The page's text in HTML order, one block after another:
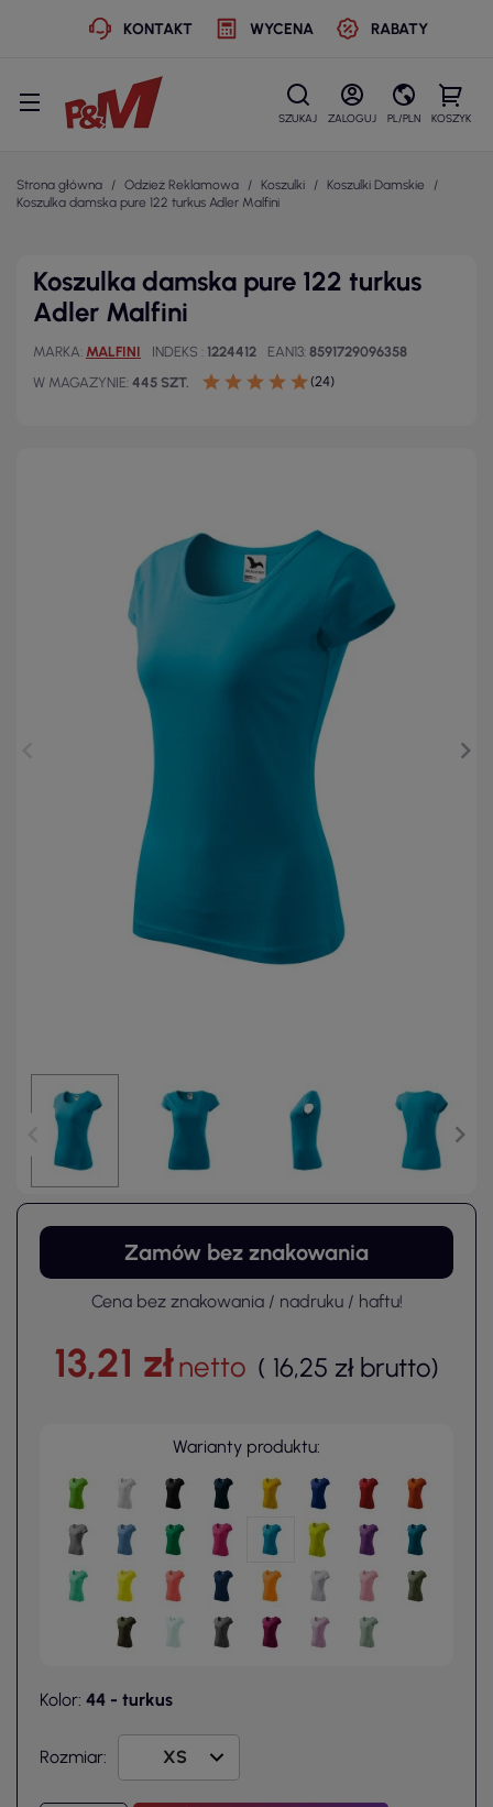
KONTAKT WYCENA RABATY
SZUKAJ ZALOGUJ PL/PLN KOSZYK
Strona główna Odzież Reklamowa Koszulki
Koszulki Damskie
Koszulka damska pure 122 turkus Adler Malfini
Koszulka damska pure 122 turkus
Adler Malfini
MARKA MALFINI INDEKS 1224412 EAN13 8591729096358
W MAGAZYNIE 445 SZT. (24)
Zamów bez znakowania
Cena bez znakowania / nadruku / haftu!
13,21 złnetto ( 16,25 zł brutto)
Warianty produktu:
Kolor: 44 - turkus
Rozmiar: